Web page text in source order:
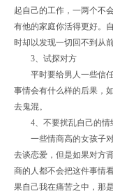
起自己的工作，一两个不
有他的家庭你活得更好。
时却以发现一切回不到从
3、试探对方
平时要给男人一些信任
事情会有什么样的后果，
去鬼混。
4、不要扰乱自己的情
一些情商高的女孩子对
去谈恋爱，但是如果对方
商的人都不会把这件事情
果自己我在痛苦之中，那